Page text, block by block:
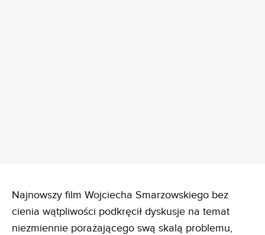
Najnowszy film Wojciecha Smarzowskiego bez
cienia wątpliwości podkręcił dyskusje na temat
niezmiennie porażającego swą skalą problemu,